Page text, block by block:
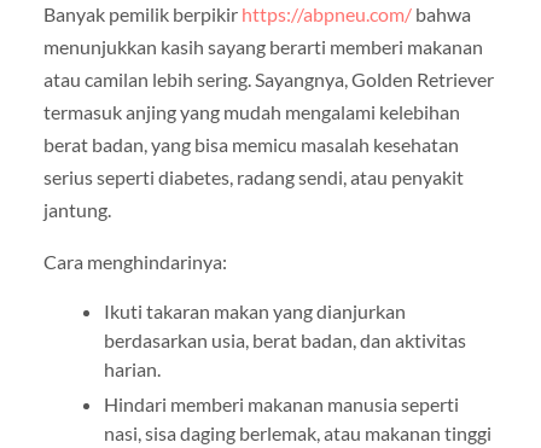
Banyak pemilik berpikir https://abpneu.com/bahwa
menunjukkan kasih sayang berarti memberi makanan
atau camilan lebih sering. Sayangnya, Golden Retriever
termasuk anjing yang mudah mengalami kelebihan
berat badan, yang bisa memicu masalah kesehatan
serius seperti diabetes, radang sendi, atau penyakit
jantung.
Cara menghindarinya:
Ikuti takaran makan yang dianjurkan
berdasarkan usia, berat badan, dan aktivitas
harian.
Hindari memberi makanan manusia seperti
nasi, sisa daging berlemak, atau makanan tinggi